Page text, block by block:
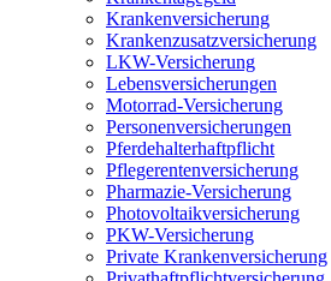
Krankenversicherung
Krankenzusatzversicherung
LKW-Versicherung
Lebensversicherungen
Motorrad-Versicherung
Personenversicherungen
Pferdehalterhaftpflicht
Pflegerentenversicherung
Pharmazie-Versicherung
Photovoltaikversicherung
PKW-Versicherung
Private Krankenversicherung